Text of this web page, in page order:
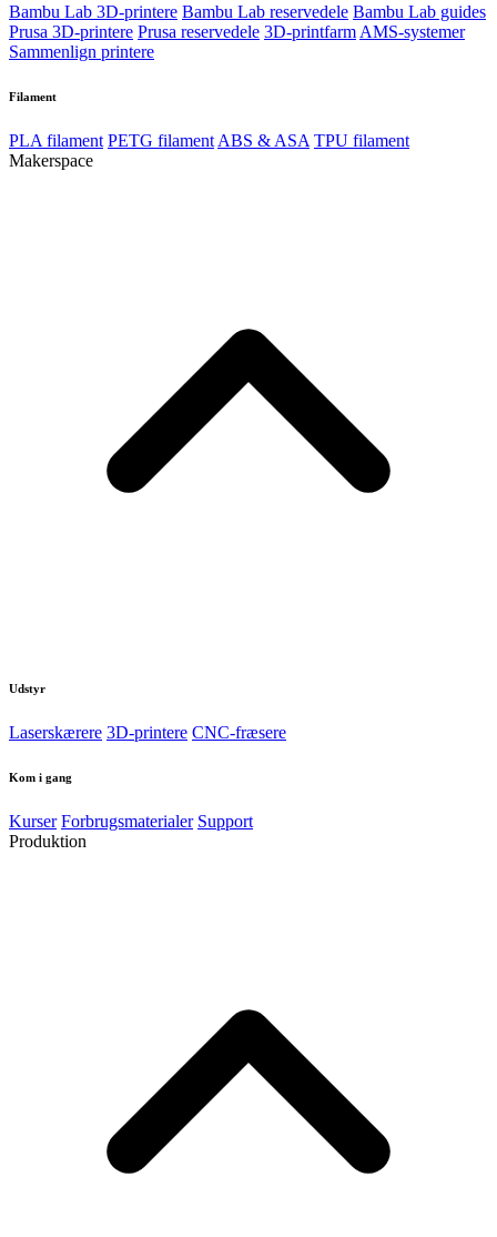
Bambu Lab 3D-printere Bambu Lab reservedele Bambu Lab guides
Prusa 3D-printere Prusa reservedele 3D-printfarm AMS-systemer
Sammenlign printere
Filament
PLA filament PETG filament ABS & ASA TPU filament
Makerspace
Udstyr
Laserskærere 3D-printere CNC-fræsere
Kom i gang
Kurser Forbrugsmaterialer Support
Produktion